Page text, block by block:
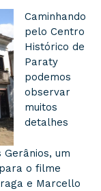
Caminhando
pelo Centro
Histórico de
Paraty
podemos
observar
muitos
detalhes
um
o filme
e Marcello